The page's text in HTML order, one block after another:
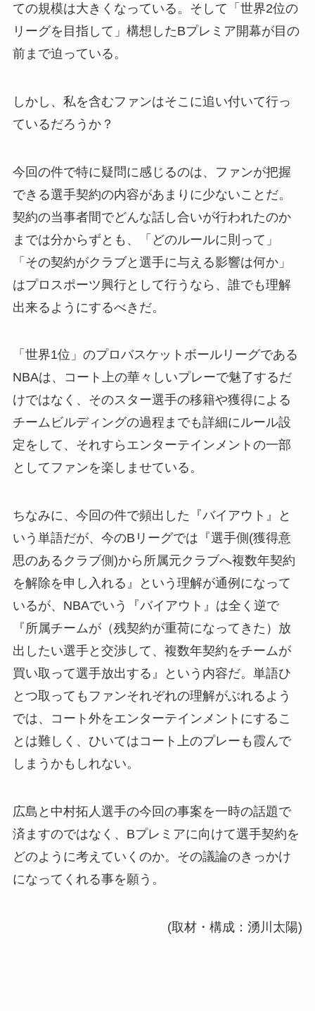
ての規模は大きくなっている。そして「世界2位の
リーグを目指して」構想したBプレミア開幕が目の
前まで迫っている。
しかし、私を含むファンはそこに追い付いて行っ
ているだろうか？
今回の件で特に疑問に感じるのは、ファンが把握
できる選手契約の内容があまりに少ないことだ。
契約の当事者間でどんな話し合いが行われたのか
までは分からずとも、「どのルールに則って」
「その契約がクラブと選手に与える影響は何か」
はプロスポーツ興行として行うなら、誰でも理解
出来るようにするべきだ。
「世界1位」のプロバスケットボールリーグである
NBAは、コート上の華々しいプレーで魅了するだ
けではなく、そのスター選手の移籍や獲得による
チームビルディングの過程までも詳細にルール設
定をして、それすらエンターテインメントの一部
としてファンを楽しませている。
ちなみに、今回の件で頻出した『バイアウト』と
いう単語だが、今のBリーグでは『選手側(獲得意
思のあるクラブ側)から所属元クラブへ複数年契約
を解除を申し入れる』という理解が通例になって
いるが、NBAでいう『バイアウト』は全く逆で
『所属チームが（残契約が重荷になってきた）放
出したい選手と交渉して、複数年契約をチームが
買い取って選手放出する』という内容だ。単語ひ
とつ取ってもファンそれぞれの理解がぶれるよう
では、コート外をエンターテインメントにするこ
とは難しく、ひいてはコート上のプレーも霞んで
しまうかもしれない。
広島と中村拓人選手の今回の事案を一時の話題で
済ますのではなく、Bプレミアに向けて選手契約を
どのように考えていくのか。その議論のきっかけ
になってくれる事を願う。
(取材・構成：湧川太陽)